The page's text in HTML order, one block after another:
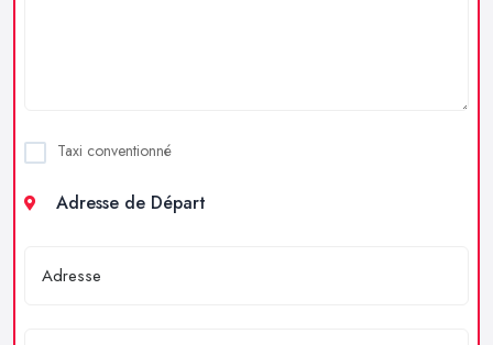
Taxi conventionné
Adresse de Départ